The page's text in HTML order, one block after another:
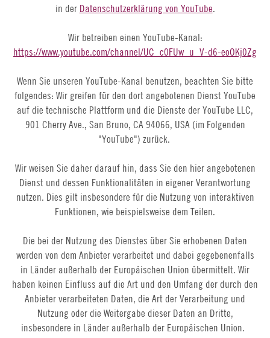
in der Datenschutzerklärung von YouTube.
Wir betreiben einen YouTube-Kanal:
https://www.youtube.com/channel/UC_c0FUw_u_V-d6-eoOKj0Zg
Wenn Sie unseren YouTube-Kanal benutzen, beachten Sie bitte
folgendes: Wir greifen für den dort angebotenen Dienst YouTube
auf die technische Plattform und die Dienste der YouTube LLC,
901 Cherry Ave., San Bruno, CA 94066, USA (im Folgenden
"YouTube") zurück.
Wir weisen Sie daher darauf hin, dass Sie den hier angebotenen
Dienst und dessen Funktionalitäten in eigener Verantwortung
nutzen. Dies gilt insbesondere für die Nutzung von interaktiven
Funktionen, wie beispielsweise dem Teilen.
Die bei der Nutzung des Dienstes über Sie erhobenen Daten
werden von dem Anbieter verarbeitet und dabei gegebenenfalls
in Länder außerhalb der Europäischen Union übermittelt. Wir
haben keinen Einfluss auf die Art und den Umfang der durch den
Anbieter verarbeiteten Daten, die Art der Verarbeitung und
Nutzung oder die Weitergabe dieser Daten an Dritte,
insbesondere in Länder außerhalb der Europäischen Union.